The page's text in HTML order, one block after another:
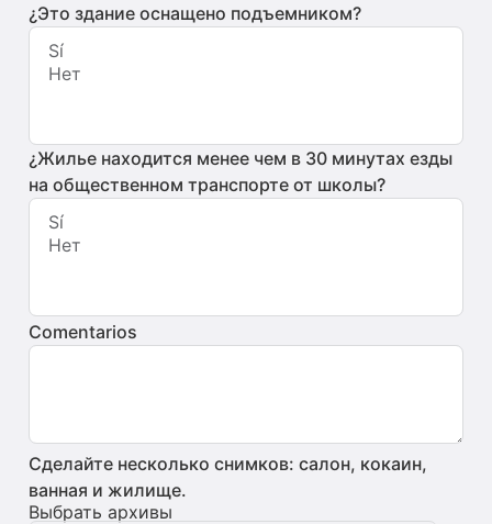
¿Это здание оснащено подъемником?
¿Жилье находится менее чем в 30 минутах езды
на общественном транспорте от школы?
Comentarios
Сделайте несколько снимков: салон, кокаин,
ванная и жилище.
Выбрать архивы